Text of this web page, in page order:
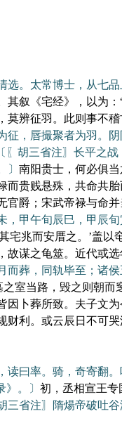
选。太常博士，从七
叙《宅经》，以为
辨征羽。此则事不稽
，唇撮聚者为羽。
〔〖胡三省注〗长平之
南阳贵士，何必俱当
而贵贱悬殊，共命共
爵；宋武帝禄与命并
甲午旬辰巳，甲辰
兆而安厝之。’盖以
故谋之龟筮。近代或
而葬，同轨毕至；诸
室当路，毁之则朝
卜葬所致。夫子文
利。或云辰日不可
读曰率。骑，奇寄翻
。〕 初，丞相宣王专
三省注〗隋煬帝破吐